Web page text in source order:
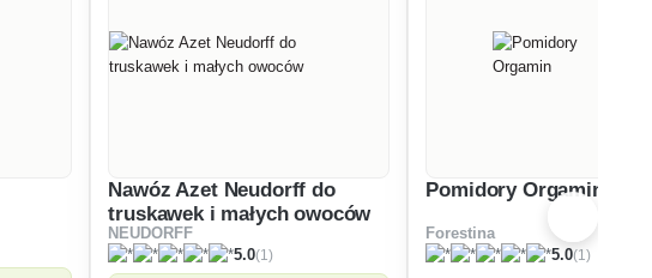
Nawóz Azet Neudorff do
truskawek i małych owoców
NEUDORFF
5.0(1)
Pomidory Orgamin
Forestina
5.0(1)